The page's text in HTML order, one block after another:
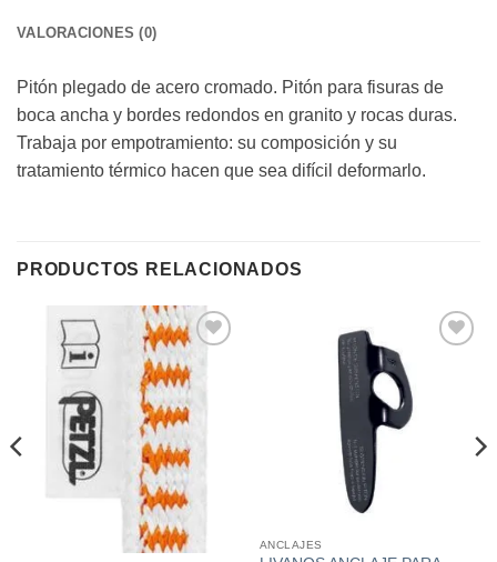
VALORACIONES (0)
Pitón plegado de acero cromado. Pitón para fisuras de
boca ancha y bordes redondos en granito y rocas duras.
Trabaja por empotramiento: su composición y su
tratamiento térmico hacen que sea difícil deformarlo.
PRODUCTOS RELACIONADOS
Añadir
lista de
deseos
ANCLAJES